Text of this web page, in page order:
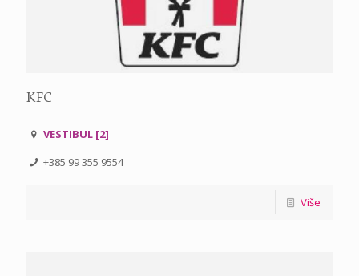
KFC
VESTIBUL [2]
+385 99 355 9554
Više